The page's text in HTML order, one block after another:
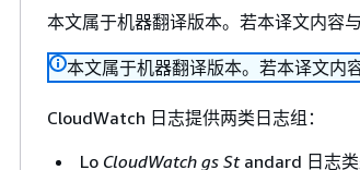
本文属于机器翻译版本。若本译文内容
本文属于机器翻译版本。若本译文内
CloudWatch 日志提供两类日志组：
Lo CloudWatch gs Standard 日志类